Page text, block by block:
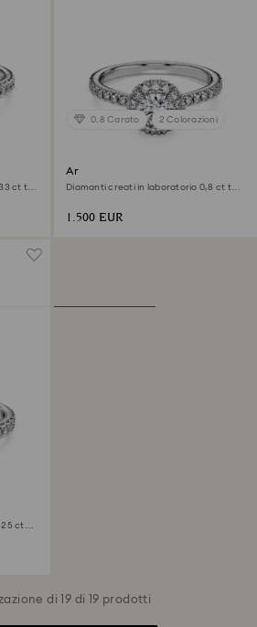
ct tw,
0.8 Carato 2 Colorazioni
Anello solitario halo Eternity
Diamanti creati in laboratorio 0,8 ct tw,
1.500 EUR
ct
di 19 di 19 prodotti